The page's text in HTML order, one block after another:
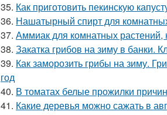
35. Как приготовить пекинскую
36. Нашатырный спирт для
37. Аммиак для комнатных растений,
38. Закатка грибов на зиму в банки.
39. Как заморозить грибы на зиму.
год
40. В томатах белые прожилки
41. Какие деревья можно сажать в